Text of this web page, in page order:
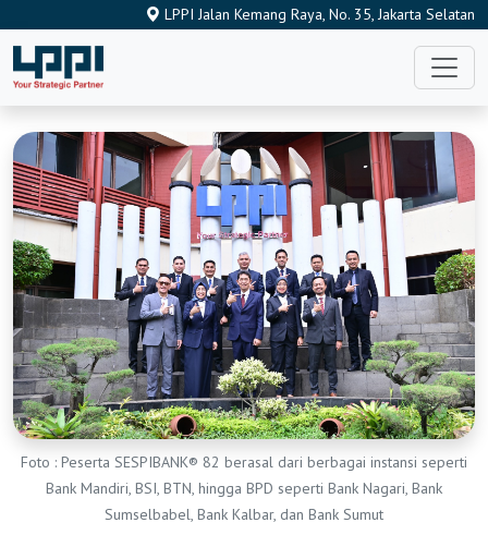
LPPI Jalan Kemang Raya, No. 35, Jakarta Selatan
Foto : Peserta SESPIBANK® 82 berasal dari berbagai instansi seperti
Bank Mandiri, BSI, BTN, hingga BPD seperti Bank Nagari, Bank
Sumselbabel, Bank Kalbar, dan Bank Sumut